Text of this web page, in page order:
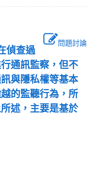
問題討論
偵查過
通訊監察，但不
與隱私權等基本
的監聽行為，所
述，主要是基於